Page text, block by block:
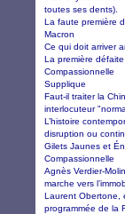
toutes ses dents).
La faute première
Macron
Ce qui doit arriver
La première défaite
Compassionnelle
Supplique
Faut-il traiter la
interlocuteur
L’histoire
disruption ou
Gilets Jaunes et
Compassionnelle
Agnès Verdier-
marche vers
Laurent Obertone,
programmée de la